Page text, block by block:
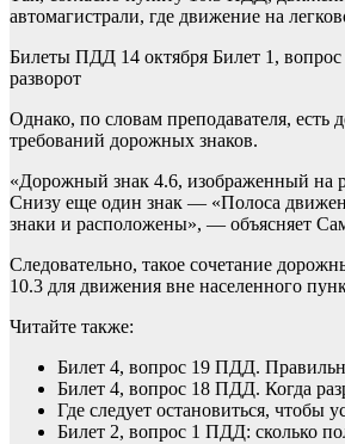
автомагистрали, где движение на
Билеты ПДД 14 октября Билет 1,
разворот
Однако, по словам преподавателя,
требований дорожных знаков.
«Дорожный знак 4.6, изображенный на
Снизу еще один знак — «Полоса
знаки и расположены», — объясняет
Следовательно, такое сочетание
10.3 для движения вне населенного
Читайте также:
Билет 4, вопрос 19 ПДД.
Билет 4, вопрос 18 ПДД. Когда
Где следует остановиться, чтобы
Билет 2, вопрос 1 ПДД: cколько